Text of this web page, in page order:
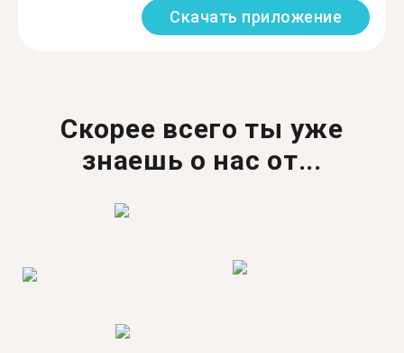
Скачать приложение
Скорее всего ты уже
знаешь о нас от...